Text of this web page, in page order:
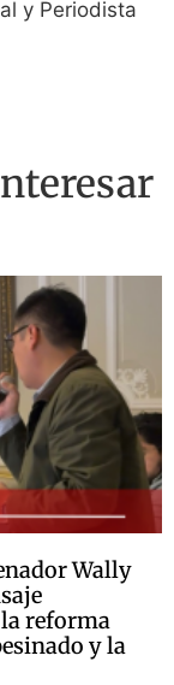
y Periodista
Wally
reforma
y la